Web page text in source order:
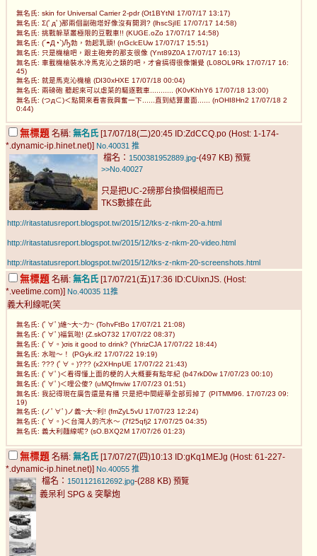
無名氏: skin for Universal Carrier 2-pdr (Ot1BYtNI 17/07/17 13:17)
無名氏: Σ(ﾟдﾟ)那兩個副砲塔好像沒有開洞? (lhscSjIE 17/07/17 14:58)
無名氏: 挑戰躲草叢極限的豆戰車!! (KUGE.oZo 17/07/17 14:58)
無名氏: (´◓Д◔`)Ԡ勃，勃起乳頭! (nGclcEUw 17/07/17 15:51)
無名氏: 只是機槍吧，跟主砲旁的那支很像 (Ynt89Z0A 17/07/17 16:13)
無名氏: 車載機槍裝水冷馬克沁之類的吧，才會搞得很像懶覺 (L08OL9Rk 17/07/17 16:
45)
無名氏: 就是馬克沁機槍 (DI30xHXE 17/07/18 00:04)
無名氏: 兩磅砲 聽起來可以虐菜的驅逐戰車........... (K0vKhhY6 17/07/18 13:00)
無名氏: (つд⊂)＜點開來看害我興奮一下......直到結算畫面...... (nOHI8Hn2 17/07/18 2
0:44)
無標題 名稱: 無名氏 [17/07/18(二)20:45 ID:ZdCCQ.po (Host: 1-174-
*.dynamic-ip.hinet.net)] No.40031 推
檔名： 1500381952889.jpg-(497 KB) 預覽
>>No.40027
只是把UC-2磅那台換個模組而已
TKS數據在此
http://ritastatusreport.blogspot.tw/2015/12/tks-z-nkm-20-a.html
http://ritastatusreport.blogspot.tw/2015/12/tks-z-nkm-20-video.html
http://ritastatusreport.blogspot.tw/2015/12/tks-z-nkm-20-screenshots.html
無標題 名稱: 無名氏 [17/07/21(五)17:36 ID:CUixnJS. (Host:
*.veetime.com)] No.40035 11推
義大利線呢(笑
無名氏: (ﾟ∀ﾟ)維~大~力~ (TohvFtBo 17/07/21 21:08)
無名氏: (ﾟ∀ﾟ)福氣啦! (Z.skO732 17/07/22 08:37)
無名氏: (ﾟ∀。)σis it good to drink? (YhrizCJA 17/07/22 18:44)
無名氏: 水啦～！ (PGyk.if2 17/07/22 19:19)
無名氏: ??? (ﾟ∀。)??? (x2XHnpUE 17/07/22 21:43)
無名氏: (ﾟ∀ﾟ)＜看得懂上面的梗的人大概要有點年紀 (b47rkD0w 17/07/23 00:10)
無名氏: (ﾟ∀ﾟ)＜哩公傻? (uMQfmviw 17/07/23 01:51)
無名氏: 我記得現在廣告還是有播 只是把中間經華全部剪掉了 (PITMM96. 17/07/23 09:
19)
無名氏: (ノﾟ∀ﾟ)ノ義~大~利! (fmZyL5vU 17/07/23 12:24)
無名氏: (ﾟ∀。)＜台灣人的汽水～ (7f25qfj2 17/07/25 04:35)
無名氏: 義大利麵線呢? (sO.BXQ2M 17/07/26 01:23)
無標題 名稱: 無名氏 [17/07/27(四)10:13 ID:gKq1MEJg (Host: 61-227-
*.dynamic-ip.hinet.net)] No.40055 推
檔名： 1501121612692.jpg-(288 KB) 預覽
義呆利 SPG & 突擊炮